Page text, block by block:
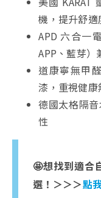
機，提升舒適
APD 六合一
APP、藍芽）
道康寧無甲
漆，重視健
德國太格隔
性
🤩想找到適合
選！＞＞＞點